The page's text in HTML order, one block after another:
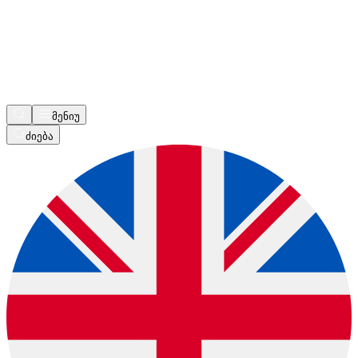
მენიუ
ძიება